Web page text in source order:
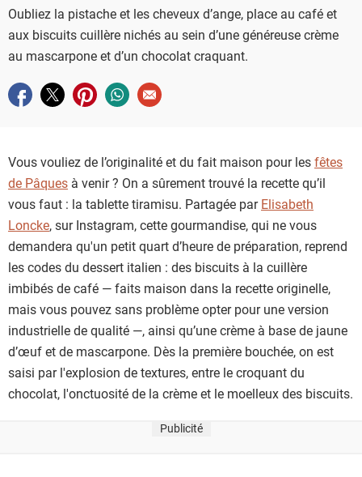
Oubliez la pistache et les cheveux d’ange, place au café et
aux biscuits cuillère nichés au sein d’une généreuse crème
au mascarpone et d’un chocolat craquant.
Partager sur facebook
Partager sur twitter
Partager sur pinterest
Partager sur whatsapp
Envoyer à un ami
Vous vouliez de l’originalité et du fait maison pour lesfêtes
de Pâques à venir ? On a sûrement trouvé la recette qu’il
vous faut : la tablette tiramisu. Partagée parElisabeth
Loncke, sur Instagram, cette gourmandise, qui ne vous
demandera qu'un petit quart d’heure de préparation, reprend
les codes du dessert italien : des biscuits à la cuillère
imbibés de café — faits maison dans la recette originelle,
mais vous pouvez sans problème opter pour une version
industrielle de qualité —, ainsi qu’une crème à base de jaune
d’œuf et de mascarpone. Dès la première bouchée, on est
saisi par l'explosion de textures, entre le croquant du
chocolat, l'onctuosité de la crème et le moelleux des biscuits.
Publicité